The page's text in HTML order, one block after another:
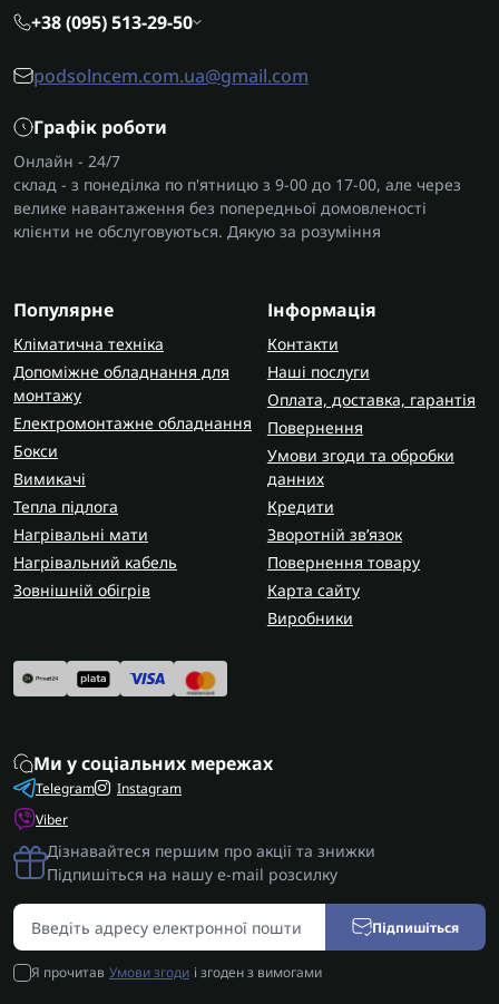
+38 (095) 513-29-50
podsolncem.com.ua@gmail.com
Графік роботи
Онлайн - 24/7
склад - з понеділка по п'ятницю з 9-00 до 17-00, але через
велике навантаження без попередньої домовленості
клієнти не обслуговуються. Дякую за розуміння
Популярне
Кліматична техніка
Допоміжне обладнання для
монтажу
Електромонтажне обладнання
Бокси
Вимикачі
Тепла підлога
Нагрівальні мати
Нагрівальний кабель
Зовнішній обігрів
Інформація
Контакти
Наші послуги
Оплата, доставка, гарантія
Повернення
Умови згоди та обробки
данних
Кредити
Зворотній зв’язок
Повернення товару
Карта сайту
Виробники
Ми у соціальних мережах
Telegram
Viber
Instagram
Дізнавайтеся першим про акції та знижки
Підпишіться на нашу e-mail розсилку
Підпишіться
Я прочитав Умови згоди і згоден з вимогами